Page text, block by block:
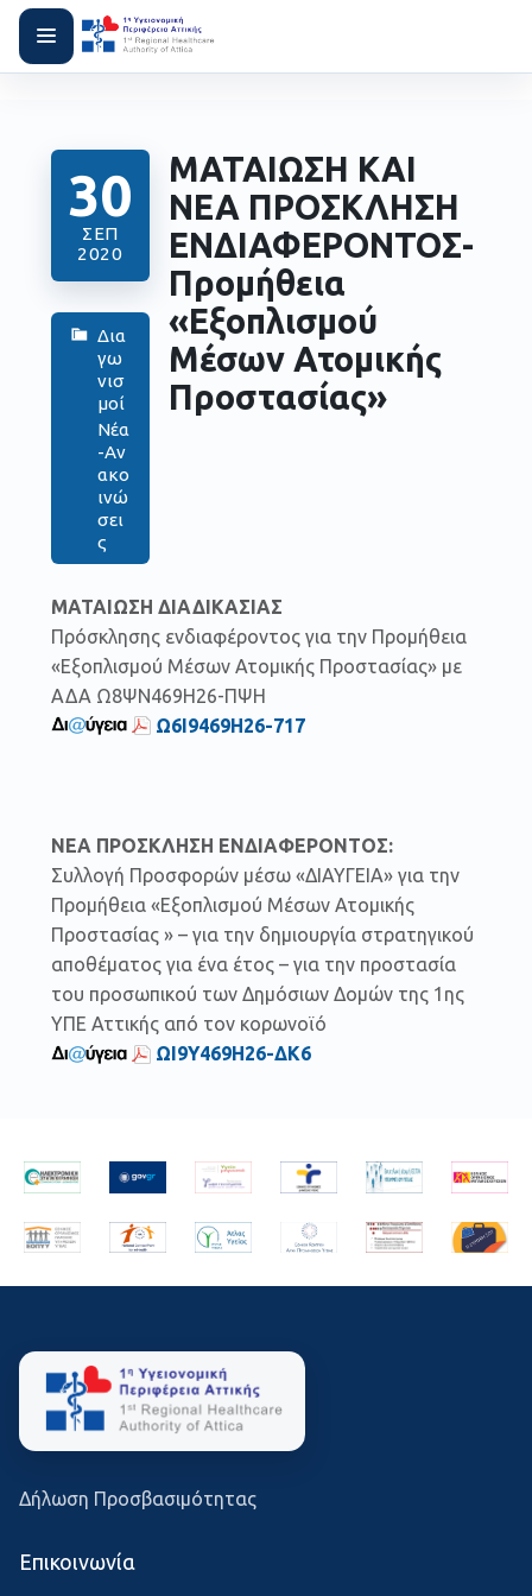
30
ΣΕΠ
2020
Δια
γω
νισ
μοί
Νέα
-Αν
ακο
ινώ
σει
ς
ΜΑΤΑΙΩΣΗ ΚΑΙ
ΝΕΑ ΠΡΟΣΚΛΗΣΗ
ΕΝΔΙΑΦΕΡΟΝΤΟΣ-
Προμήθεια
«Εξοπλισμού
Μέσων Ατομικής
Προστασίας»
ΜΑΤΑΙΩΣΗ ΔΙΑΔΙΚΑΣΙΑΣ
Πρόσκλησης ενδιαφέροντος για την Προμήθεια
«Εξοπλισμού Μέσων Ατομικής Προστασίας» με
ΑΔΑ Ω8ΨΝ469Η26-ΠΨΗ
Ω6Ι9469Η26-717
ΝΕΑ ΠΡΟΣΚΛΗΣΗ ΕΝΔΙΑΦΕΡΟΝΤΟΣ:
Συλλογή Προσφορών μέσω «ΔΙΑΥΓΕΙΑ» για την
Προμήθεια «Εξοπλισμού Μέσων Ατομικής
Προστασίας » – για την δημιουργία στρατηγικού
αποθέματος για ένα έτος – για την προστασία
του προσωπικού των Δημόσιων Δομών της 1ης
ΥΠΕ Αττικής από τον κορωνοϊό
ΩΙ9Υ469Η26-ΔΚ6
Δήλωση Προσβασιμότητας
Επικοινωνία